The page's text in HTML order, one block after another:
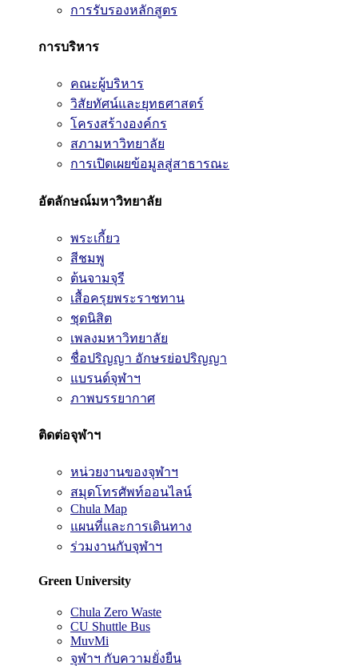
การรับรองหลักสูตร
การบริหาร
คณะผู้บริหาร
วิสัยทัศน์และยุทธศาสตร์
โครงสร้างองค์กร
สภามหาวิทยาลัย
การเปิดเผยข้อมูลสู่สาธารณะ
อัตลักษณ์มหาวิทยาลัย
พระเกี้ยว
สีชมพู
ต้นจามจุรี
เสื้อครุยพระราชทาน
ชุดนิสิต
เพลงมหาวิทยาลัย
ชื่อปริญญา อักษรย่อปริญญา
แบรนด์จุฬาฯ
ภาพบรรยากาศ
ติดต่อจุฬาฯ
หน่วยงานของจุฬาฯ
สมุดโทรศัพท์ออนไลน์
Chula Map
แผนที่และการเดินทาง
ร่วมงานกับจุฬาฯ
Green University
Chula Zero Waste
CU Shuttle Bus
MuvMi
จุฬาฯ กับความยั่งยืน